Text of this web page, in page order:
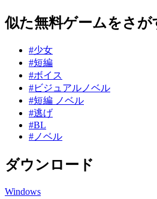
似た無料ゲームをさが
#少女
#短編
#ボイス
#ビジュアルノベル
#短編 ノベル
#逃げ
#BL
#ノベル
ダウンロード
Windows